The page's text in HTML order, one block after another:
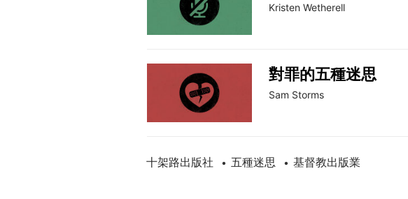
Kristen Wetherell
對罪的五種迷思
Sam Storms
十架路出版社 • 五種迷思 • 基督教出版業